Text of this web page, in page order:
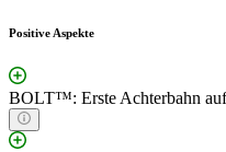
Positive Aspekte
BOLT™: Erste Achterbahn